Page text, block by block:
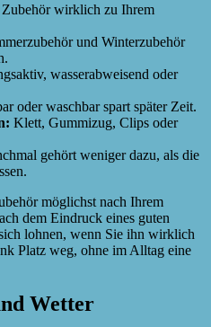
Zubehör wirklich zu Ihrem
und Winterzubehör
wasserabweisend oder
oder waschbar spart später Zeit.
Klett, Gummizug, Clips oder
gehört weniger dazu, als die
möglichst nach Ihrem
dem Eindruck eines guten
lohnen, wenn Sie ihn wirklich
Platz weg, ohne im Alltag eine
Wetter